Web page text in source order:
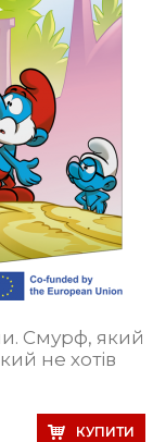
Смурф, який
не хотів